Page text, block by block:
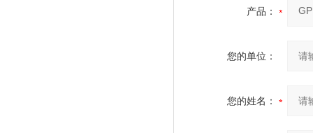
产品：
您的单位：
您的姓名：